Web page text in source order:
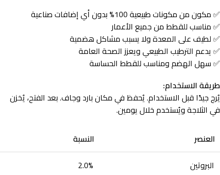
✅ مكون من مكونات طبيعية 100% بدون أي إضافات صناعية
✅ مناسب للقطط من جميع الأعمار
✅ لطيف على المعدة ولا يسبب مشاكل هضمية
✅ يدعم الترطيب الطبيعي ويعزز الصحة العامة
✅ سهل الهضم ومناسب للقطط الحساسة
طريقة الاستخدام:
يُرج جيدًا قبل الاستخدام. يُحفظ في مكان بارد وجاف. بعد الفتح، يُخزن
في الثلاجة ويُستخدم خلال يومين.
العنصر
النسبة
البروتين
2.0%